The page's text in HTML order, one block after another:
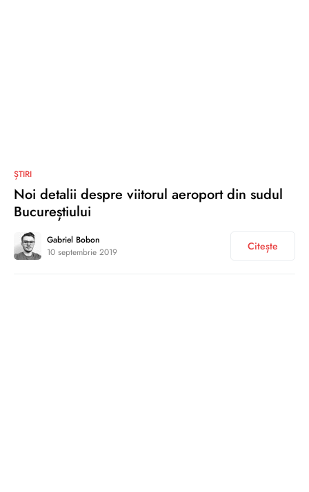
ȘTIRI
Noi detalii despre viitorul aeroport din sudul
Bucureștiului
Gabriel Bobon
10 septembrie 2019
Citește